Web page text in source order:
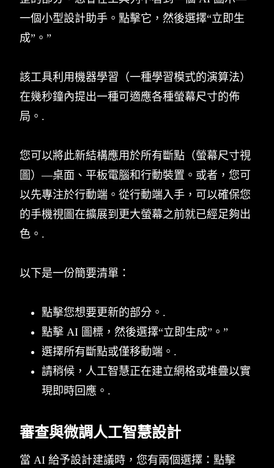
一個小型設計助手。點擊它，然後選擇“立即生
成”。”
該工具利用機器學習（一種學習模式的演算法）
在幾秒鐘內提出一種可適應各種螢幕尺寸的佈
局。.
您可以將此新結構應用於所有斷點（螢幕尺寸視
圖）—桌面、平板電腦和行動裝置。或者，您可
以先專注於行動端。從行動端入手，可以確保您
的手機視圖在擴展到更大螢幕之前就已經足夠出
色。.
以下是一份簡要清單：
點擊您想要更新的部分。.
點擊 AI 圖標，然後選擇“立即生成”。”
選擇所有斷點或僅移動端。.
請稍候，人工智慧正在建立網格或堆疊以實
現即時回應。.
審查與微調人工智慧設計
當 AI 給予設計建議時，您有兩個選擇：點擊